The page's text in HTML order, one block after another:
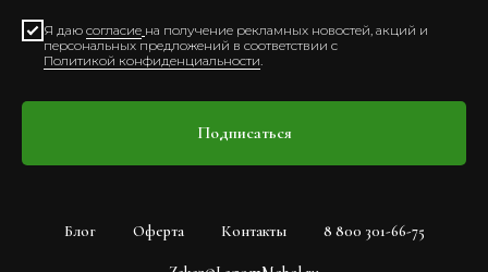
Я даю согласие на получение рекламных новостей, акций и
персональных предложений в соответствии с
Политикой конфиденциальности
Подписаться
Блог Оферта Контакты 8 800 301-66-75